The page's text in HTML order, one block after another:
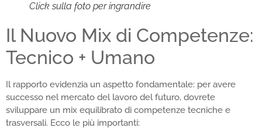
Click sulla foto per ingrandire
Il Nuovo Mix di Competenze:
Tecnico + Umano
Il rapporto evidenzia un aspetto fondamentale: per avere
successo nel mercato del lavoro del futuro, dovrete
sviluppare un mix equilibrato di competenze tecniche e
trasversali. Ecco le più importanti: